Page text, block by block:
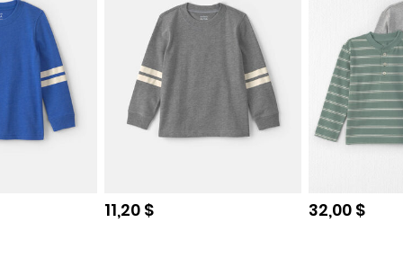
Prix de solde
11,20 $ Prix de solde
32,00 $